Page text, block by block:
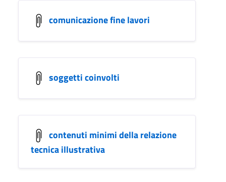
comunicazione fine lavori
soggetti coinvolti
contenuti minimi della relazione
tecnica illustrativa